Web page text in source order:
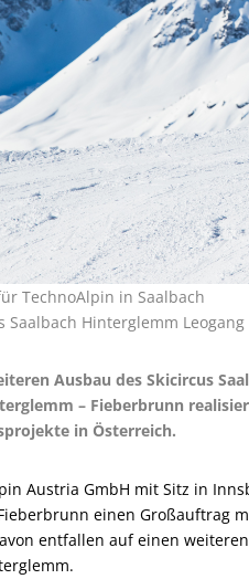
TechnoAlpin in Saalbach
Saalbach Hinterglemm Leogang
Ausbau des Skicircus
– Fieberbrunn
in Österreich.
Austria GmbH mit Sitz in
einen Großauftrag
entfallen auf einen